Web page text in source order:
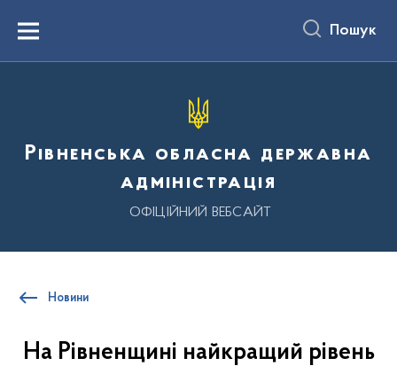
вмістуMenu Пошук
Рівненська обласна державна
адміністрація
ОФІЦІЙНИЙ ВЕБСАЙТ
Новини
На Рівненщині найкращий рівень